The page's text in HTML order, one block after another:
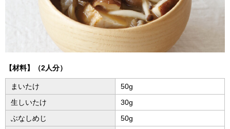
【材料】（2人分）
まいたけ
50g
生しいたけ
30g
ぶなしめじ
50g